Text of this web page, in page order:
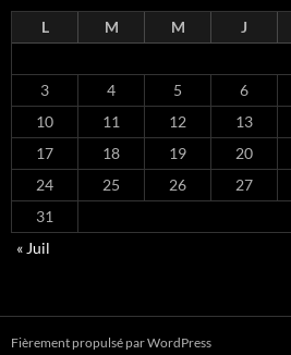
L M M J
3
4 5 6
10
11 12 13
17
18 19 20
24
25 26 27
31
« Juil
Fièrement propulsé par WordPress